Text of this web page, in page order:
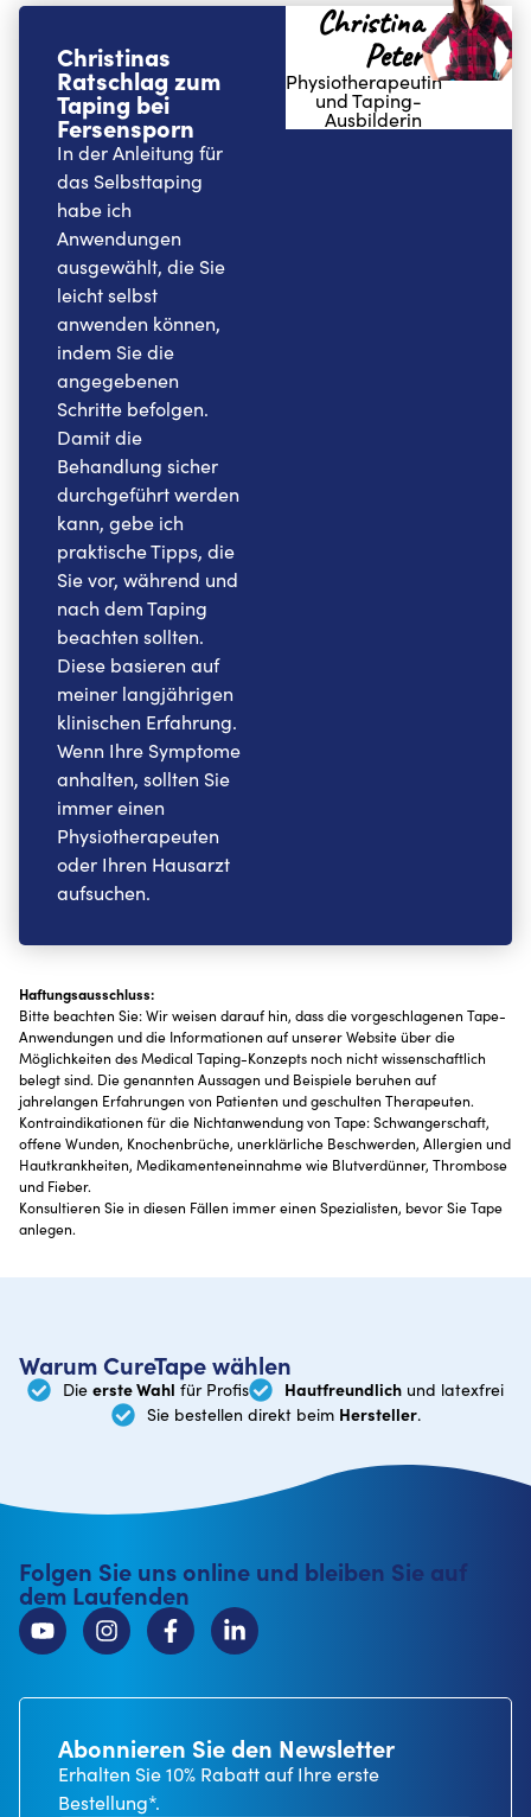
Christinas
Ratschlag zum
Taping bei
Fersensporn
In der Anleitung für
das Selbsttaping
habe ich
Anwendungen
ausgewählt, die Sie
leicht selbst
anwenden können,
indem Sie die
angegebenen
Schritte befolgen.
Damit die
Behandlung sicher
durchgeführt werden
kann, gebe ich
praktische Tipps, die
Sie vor, während und
nach dem Taping
beachten sollten.
Diese basieren auf
meiner langjährigen
klinischen Erfahrung.
Wenn Ihre Symptome
anhalten, sollten Sie
immer einen
Physiotherapeuten
oder Ihren Hausarzt
aufsuchen.
Christina
Peter
Physiotherapeutin
und Taping-
Ausbilderin
Haftungsausschluss:
Bitte beachten Sie: Wir weisen darauf hin, dass die vorgeschlagenen Tape-
Anwendungen und die Informationen auf unserer Website über die
Möglichkeiten des Medical Taping-Konzepts noch nicht wissenschaftlich
belegt sind. Die genannten Aussagen und Beispiele beruhen auf
jahrelangen Erfahrungen von Patienten und geschulten Therapeuten.
Kontraindikationen für die Nichtanwendung von Tape: Schwangerschaft,
offene Wunden, Knochenbrüche, unerklärliche Beschwerden, Allergien und
Hautkrankheiten, Medikamenteneinnahme wie Blutverdünner, Thrombose
und Fieber.
Konsultieren Sie in diesen Fällen immer einen Spezialisten, bevor Sie Tape
anlegen.
Warum CureTape wählen
Die erste Wahl für Profis Hautfreundlich und latexfrei
Sie bestellen direkt beim Hersteller.
Folgen Sie uns online und bleiben Sie auf
dem Laufenden
Abonnieren Sie den Newsletter
Erhalten Sie 10% Rabatt auf Ihre erste
Bestellung*.